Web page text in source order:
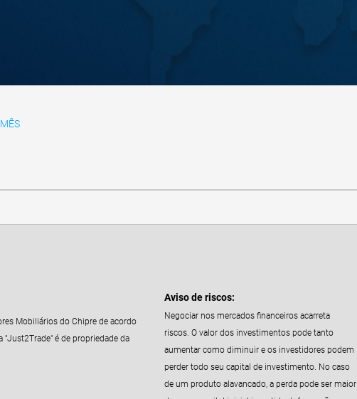
MÊS
Mobiliários do Chipre de acordo
é de propriedade da
Aviso de riscos:
Negociar nos mercados financeiros acarreta
riscos. O valor dos investimentos pode tanto
aumentar como diminuir e os investidores podem
perder todo seu capital de investimento. No caso
de um produto alavancado, a perda pode ser maior